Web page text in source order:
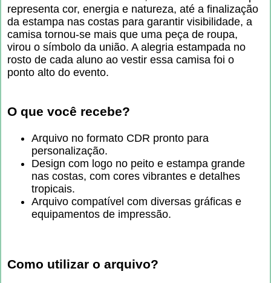
representa cor, energia e natureza, até a finalização
da estampa nas costas para garantir visibilidade, a
camisa tornou-se mais que uma peça de roupa,
virou o símbolo da união. A alegria estampada no
rosto de cada aluno ao vestir essa camisa foi o
ponto alto do evento.
O que você recebe?
Arquivo no formato CDR pronto para
personalização.
Design com logo no peito e estampa grande
nas costas, com cores vibrantes e detalhes
tropicais.
Arquivo compatível com diversas gráficas e
equipamentos de impressão.
Como utilizar o arquivo?